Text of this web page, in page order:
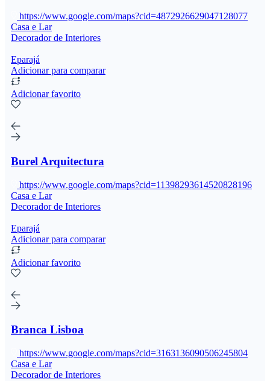
https://www.google.com/maps?cid=4872926629047128077
Casa e Lar
Decorador de Interiores
Eparajá
Adicionar para comparar
Adicionar favorito
Burel Arquitectura
https://www.google.com/maps?cid=11398293614520828196
Casa e Lar
Decorador de Interiores
Eparajá
Adicionar para comparar
Adicionar favorito
Branca Lisboa
https://www.google.com/maps?cid=3163136090506245804
Casa e Lar
Decorador de Interiores